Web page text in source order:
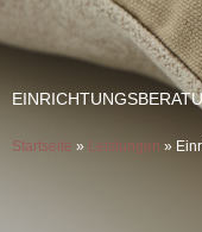
Startseite » Leistungen »